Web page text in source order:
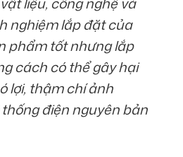
nghiệm lắp đặt của
phẩm tốt nhưng lắp
cách có thể gây hại
lợi, thậm chí ảnh
điện nguyên bản